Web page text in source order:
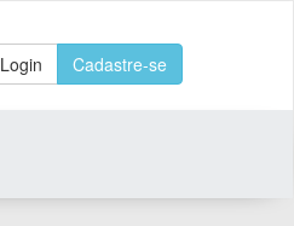
Login Cadastre-se